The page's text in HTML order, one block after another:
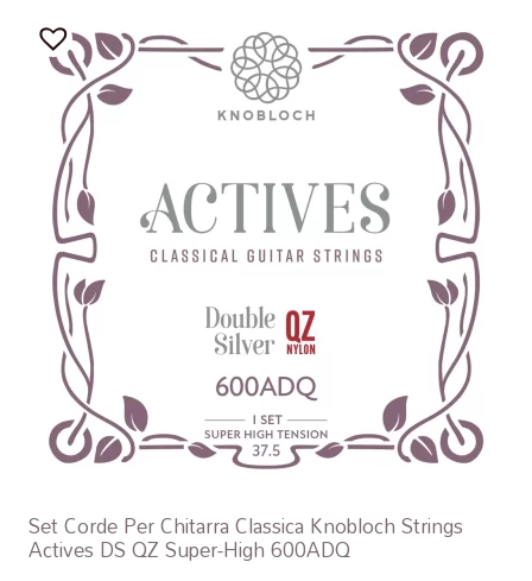
Set Corde Per Chitarra Classica Knobloch Strings
Actives DS QZ Super-High 600ADQ